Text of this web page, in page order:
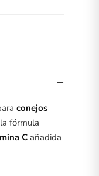
−
conejos
fórmula
Cañadida